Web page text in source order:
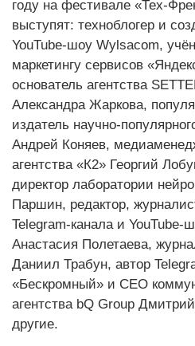
году на фестивале «Тех-
выступят: техноблогер и
YouTube-шоу Wylsacom,
маркетингу сервисов
основатель агентства
Александра Жаркова,
издатель научно-
Андрей Коняев,
агентства «К2» Георгий
директор лаборатории
Паршин, редактор,
Telegram-канала и YouTube-
Анастасия Полетаева,
Даниил Трабун, автор
«Бескромный» и СЕО
агентства bQ Group
другие.